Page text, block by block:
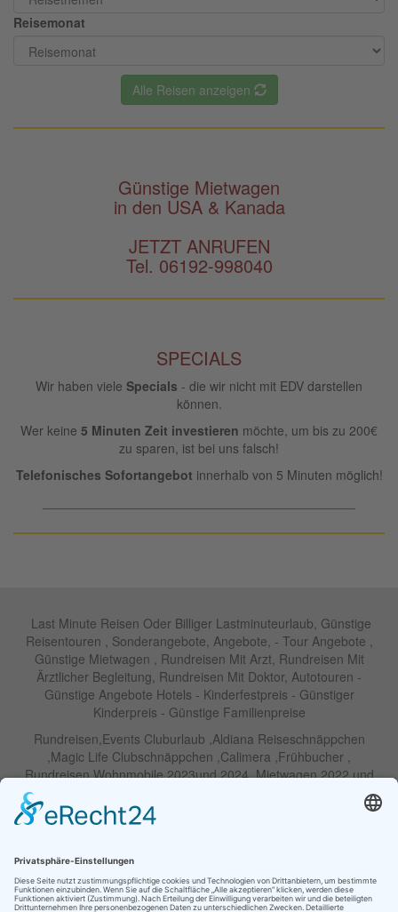
Reisemonat
Alle Reisen anzeigen
Günstige Mietwagen
in den USA & Kanada
JETZT ANRUFEN
Tel. 06192-998040
SPECIALS
Wir haben viele Specials - die wir nicht mit EDV darstellen
können.
Wer keine 5 Minuten Zeit investieren möchte, um bis zu 200€
zu sparen, ist bei uns falsch!
Telefonisches Sofortangebot innerhalb von 5 Minuten möglich!
Last Minute Reisen Oder Billiger Lastminuteurlaub, Günstige
Reisentouren , Sonderangebote, Angebote, - Tour Angebote ,
Günstige Mietwagen , Rundreisen Mit Arzt, Rundreisen Mit
Ärztlicher Begleitung, Rundreisen Mit Doktor, Autotouren -
Günstige Angebote Hotels - Kinderfestpreis - Günstiger
Kinderpreis - Günstige Familienpreise
Rundreisen,Events Cluburlaub ,Aldiana Reiseschnäppchen
,Magic Life Clubschnäppchen ,Calimera ,Frühbucher ,
Rundreisen Wohnmobile 2023und 2024 ,Mietwagen 2022 und
Weihnachtreisen 2022 und 2023 , Silvesterreisen 2022 und 2032,
Namibia, Wohnmobile , Billige Angebote, Touren,Angebote Für
Mietwagentouren , Billige Lastminute Angebote Für
Mietwagenrundreisen, Mietwagenreisen ,Selbstfahrertouren
RIU Urlaubs Angebote - RIU Urlaub Schnäppchen - RIU Clubhotel